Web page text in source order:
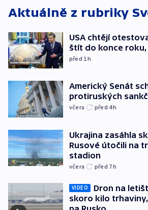
Aktuálně z rubriky
USA chtějí
štít do konce
před 1h
Americký Senát
protiruských
včera před 4h
Ukrajina zasáhla
Rusové útočili na
stadion
včera před 7h
VIDEO
Dron na
skoro kilo